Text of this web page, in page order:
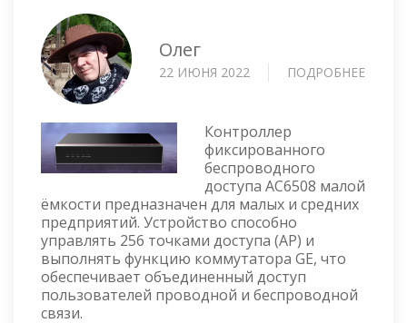
Олег
22 ИЮНЯ 2022 ПОДРОБНЕЕ
Контроллер
фиксированного
беспроводного
доступа AC6508 малой
ёмкости предназначен для малых и средних
предприятий. Устройство способно
управлять 256 точками доступа (AP) и
выполнять функцию коммутатора GE, что
обеспечивает объединенный доступ
пользователей проводной и беспроводной
связи.